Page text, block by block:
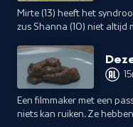
Mirte (13) heeft het
zus Shanna (10) niet altijd
haar zus afdrijft.
Een filmmaker met een
niets kan ruiken. Ze